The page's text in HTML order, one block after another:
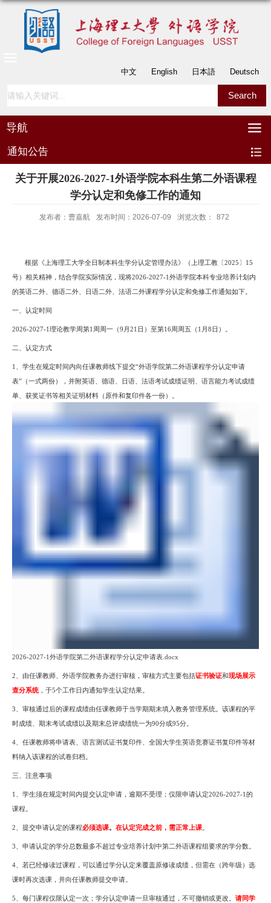
中文 English 日本語 Deutsch
导航
通知公告
关于开展2026-2027-1外语学院本科生第二外语课程
学分认定和免修工作的通知
发布者：曹嘉航 发布时间：2026-07-09 浏览次数： 872
根据《上海理工大学全日制本科生学分认定管理办法》（上理工教〔2025〕15
号）相关精神，结合学院实际情况，现将2026-2027-1外语学院本科专业培养计划内
的英语二外、德语二外、日语二外、法语二外课程学分认定和免修工作通知如下。
一、认定时间
2026-2027-1理论教学周第1周周一（9月21日）至第16周周五（ 1月8日）。
二、认定方式
1、学生在规定时间内向任课教师线下提交“外语学院第二外语课程学分认定申请
表”（一式两份），并附英语、德语、日语、法语考试成绩证明、语言能力考试成绩
单、获奖证书等相关证明材料（原件和复印件各一份）。
2026-2027-1外语学院第二外语课程学分认定申请表.docx
2、由任课教师、外语学院教务办进行审核，审核方式主要包括证书验证和现场展示
查分系统 ，于5个工作日内通知学生认定结果。
3、审核通过后的课程成绩由任课教师于当学期期末填入教务管理系统。该课程的平
时成绩、期末考试成绩以及期末总评成绩统一为90分或95分。
4、任课教师将申请表、语言测试证书复印件、全国大学生英语竞赛证书复印件等材
料纳入该课程的试卷归档。
三、注意事项
1、学生须在规定时间内提交认定申请，逾期不受理； 仅限申请认定2026-2027-1的
课程。
2、提交申请认定的课程必须选课。 在认定完成之前，需正常上课
3、申请认定的学分总数最多不超过专业培养计划中第二外语课程组要求的学分数。
4、若已经修读过课程，可以通过学分认定来覆盖原修读成绩，但需在（跨年级）选
课时再次选课，并向任课教师提交申请。
5、 每门课程仅限认定一次 ；学分认定申请一旦审核通过，不可撤销或更改。 请同学